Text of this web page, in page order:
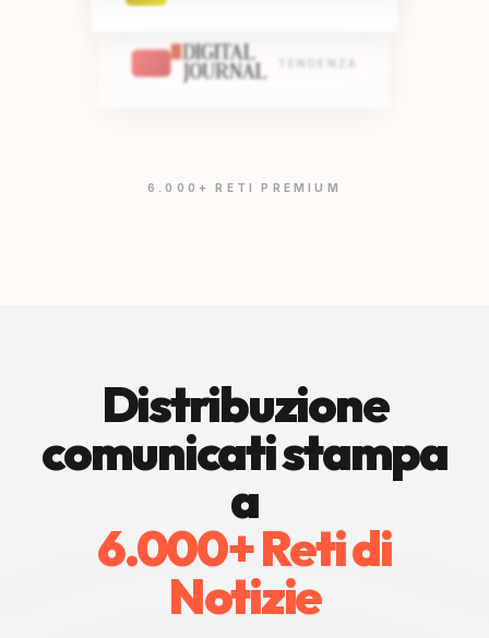
TENDENZA
6.000+ RETI PREMIUM
Distribuzione
comunicati stampa
a
6.000+ Reti di
Notizie